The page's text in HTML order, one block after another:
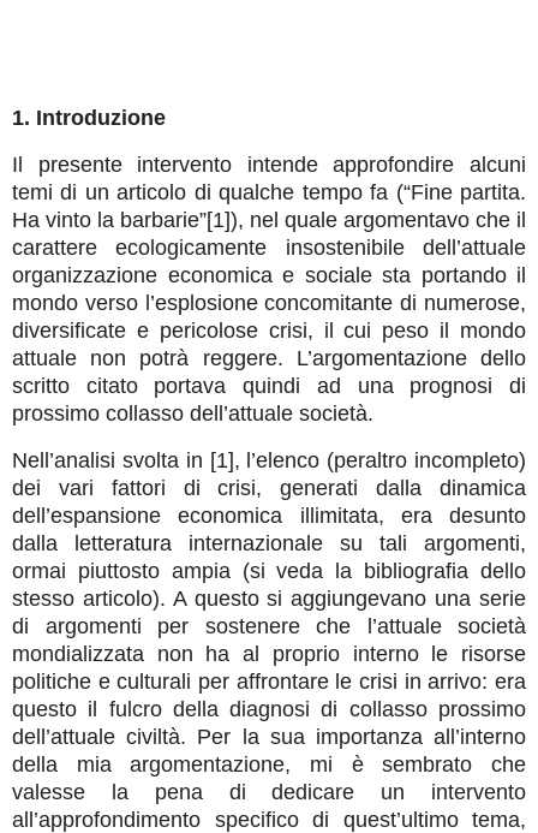
1. Introduzione
Il presente intervento intende approfondire alcuni
temi di un articolo di qualche tempo fa (“Fine partita.
Ha vinto la barbarie”[1]), nel quale argomentavo che il
carattere ecologicamente insostenibile dell’attuale
organizzazione economica e sociale sta portando il
mondo verso l’esplosione concomitante di numerose,
diversificate e pericolose crisi, il cui peso il mondo
attuale non potrà reggere. L’argomentazione dello
scritto citato portava quindi ad una prognosi di
prossimo collasso dell’attuale società.
Nell’analisi svolta in [1], l’elenco (peraltro incompleto)
dei vari fattori di crisi, generati dalla dinamica
dell’espansione economica illimitata, era desunto
dalla letteratura internazionale su tali argomenti,
ormai piuttosto ampia (si veda la bibliografia dello
stesso articolo). A questo si aggiungevano una serie
di argomenti per sostenere che l’attuale società
mondializzata non ha al proprio interno le risorse
politiche e culturali per affrontare le crisi in arrivo: era
questo il fulcro della diagnosi di collasso prossimo
dell’attuale civiltà. Per la sua importanza all’interno
della mia argomentazione, mi è sembrato che
valesse la pena di dedicare un intervento
all’approfondimento specifico di quest’ultimo tema,